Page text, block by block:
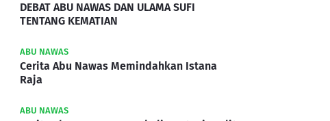
DEBAT ABU NAWAS DAN ULAMA SUFI
TENTANG KEMATIAN
ABU NAWAS
Cerita Abu Nawas Memindahkan Istana
Raja
ABU NAWAS